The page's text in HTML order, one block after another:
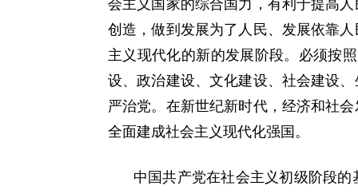
会主义国家的综合国力，有利于提高
创造，做到发展为了人民、发展依靠
主义现代化的新的发展阶段。必须按
设、政治建设、文化建设、社会建设
严治党。在新世纪新时代，经济和社
全面建成社会主义现代化强国。
中国共产党在社会主义初级阶段